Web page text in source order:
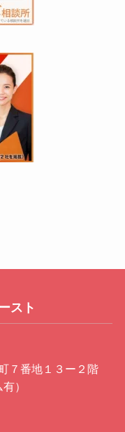
スト
７番地１３ー２階
）